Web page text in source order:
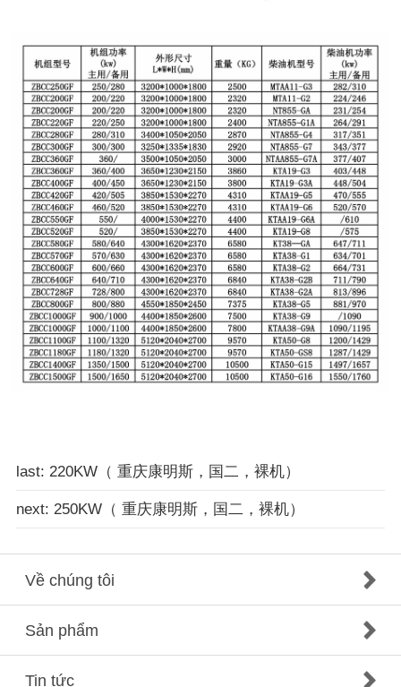
last: 220KW（ 重庆康明斯，国二，裸机）
next: 250KW（ 重庆康明斯，国二，裸机）
Về chúng tôi
Sản phẩm
Tin tức